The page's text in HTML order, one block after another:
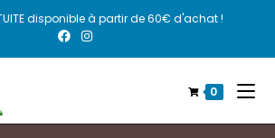
disponible à partir de 60€ d'achat !
0